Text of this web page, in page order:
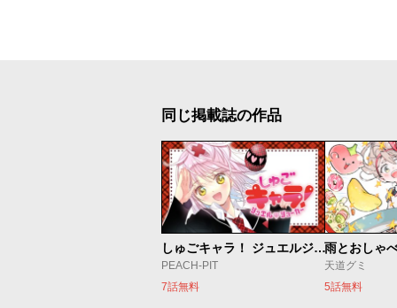
同じ掲載誌の作品
しゅごキャラ！ ジュエルジョーカー
PEACH-PIT
7話無料
雨とおしゃ
天道グミ
5話無料